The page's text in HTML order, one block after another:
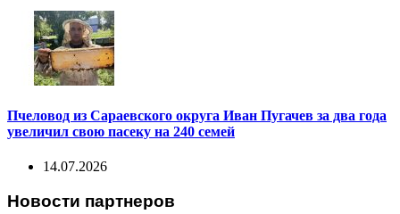
Пчеловод из Сараевского округа Иван Пугачев за два года
увеличил свою пасеку на 240 семей
14.07.2026
Новости партнеров